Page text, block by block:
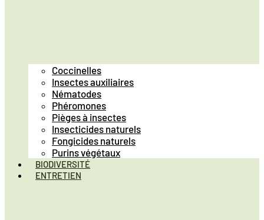
Coccinelles
Insectes auxiliaires
Nématodes
Phéromones
Pièges à insectes
Insecticides naturels
Fongicides naturels
Purins végétaux
BIODIVERSITÉ
ENTRETIEN